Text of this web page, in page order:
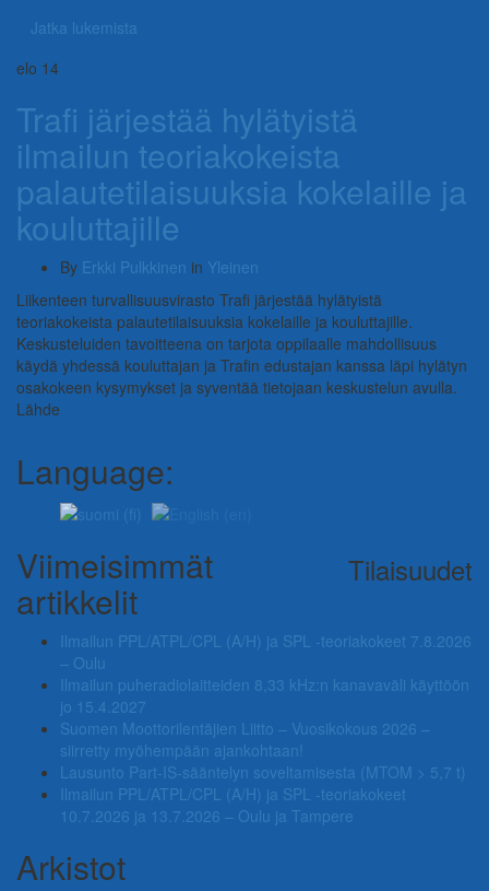
Jatka lukemista
elo 14
Trafi järjestää hylätyistä
ilmailun teoriakokeista
palautetilaisuuksia kokelaille ja
kouluttajille
By Erkki Pulkkinen in Yleinen
Liikenteen turvallisuusvirasto Trafi järjestää hylätyistä
teoriakokeista palautetilaisuuksia kokelaille ja kouluttajille.
Keskusteluiden tavoitteena on tarjota oppilaalle mahdollisuus
käydä yhdessä kouluttajan ja Trafin edustajan kanssa läpi hylätyn
osakokeen kysymykset ja syventää tietojaan keskustelun avulla.
Lähde
Language:
Tilaisuudet
Viimeisimmät
artikkelit
Ilmailun PPL/ATPL/CPL (A/H) ja SPL -teoriakokeet 7.8.2026
– Oulu
Ilmailun puheradiolaitteiden 8,33 kHz:n kanavaväli käyttöön
jo 15.4.2027
Suomen Moottorilentäjien Liitto – Vuosikokous 2026 –
siirretty myöhempään ajankohtaan!
Lausunto Part‑IS‑sääntelyn soveltamisesta (MTOM > 5,7 t)
Ilmailun PPL/ATPL/CPL (A/H) ja SPL -teoriakokeet
10.7.2026 ja 13.7.2026 – Oulu ja Tampere
Arkistot